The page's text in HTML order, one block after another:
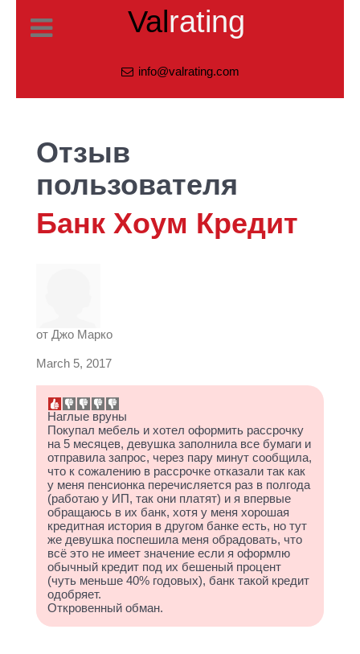
Valrating
info@valrating.com
Отзыв
пользователя
Банк Хоум Кредит
от Джо Марко
March 5, 2017
Наглые вруны
Покупал мебель и хотел оформить рассрочку
на 5 месяцев, девушка заполнила все бумаги и
отправила запрос, через пару минут сообщила,
что к сожалению в рассрочке отказали так как
у меня пенсионка перечисляется раз в полгода
(работаю у ИП, так они платят) и я впервые
обращаюсь в их банк, хотя у меня хорошая
кредитная история в другом банке есть, но тут
же девушка поспешила меня обрадовать, что
всё это не имеет значение если я оформлю
обычный кредит под их бешеный процент
(чуть меньше 40% годовых), банк такой кредит
одобряет.
Откровенный обман.